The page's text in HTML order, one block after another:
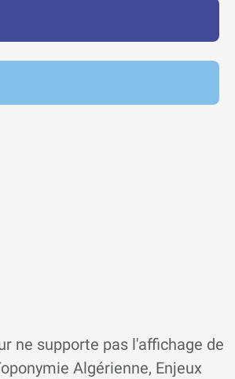
ne supporte pas l'affichage de
Algérienne, Enjeux